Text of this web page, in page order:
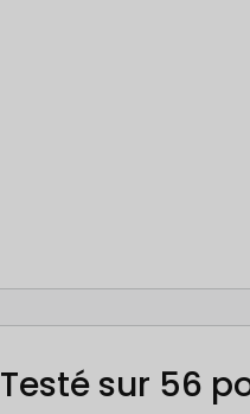
Testé sur 56